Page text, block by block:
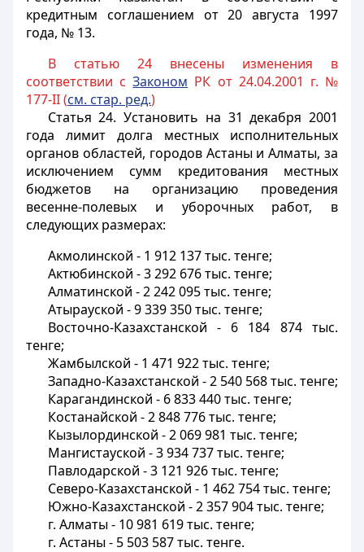
кредитным соглашением от 20 августа 1997
года, № 13.
В статью 24 внесены изменения в
соответствии сЗаконом РК от 24.04.2001 г. №
177-II (см. стар. ред.)
Статья 24. Установить на 31 декабря 2001
года лимит долга местных исполнительных
органов областей, городов Астаны и Алматы, за
исключением сумм кредитования местных
бюджетов на организацию проведения
весенне-полевых и уборочных работ, в
следующих размерах:
Акмолинской - 1 912 137 тыс. тенге;
Актюбинской - 3 292 676 тыс. тенге;
Алматинской - 2 242 095 тыс. тенге;
Атырауской - 9 339 350 тыс. тенге;
Восточно-Казахстанской - 6 184 874 тыс.
тенге;
Жамбылской - 1 471 922 тыс. тенге;
Западно-Казахстанской - 2 540 568 тыс. тенге;
Карагандинской - 6 833 440 тыс. тенге;
Костанайской - 2 848 776 тыс. тенге;
Кызылординской - 2 069 981 тыс. тенге;
Мангистауской - 3 934 737 тыс. тенге;
Павлодарской - 3 121 926 тыс. тенге;
Северо-Казахстанской - 1 462 754 тыс. тенге;
Южно-Казахстанской - 2 357 904 тыс. тенге;
г. Алматы - 10 981 619 тыс. тенге;
г. Астаны - 5 503 587 тыс. тенге.